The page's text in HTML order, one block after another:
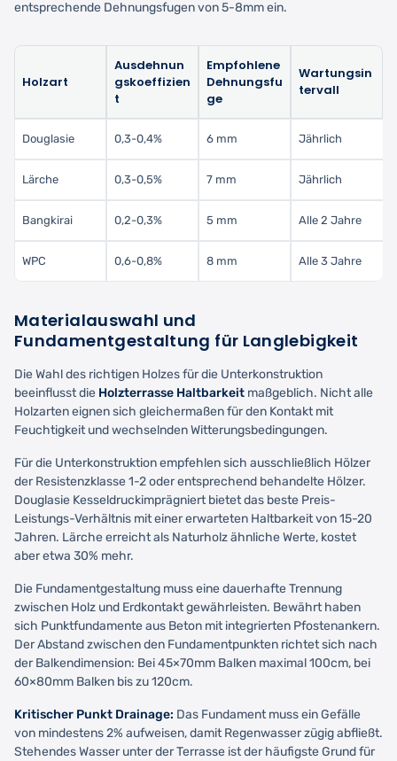
entsprechende Dehnungsfugen von 5-8mm ein.
Holzart
Ausdehnun
gskoeffizien
t
Empfohlene
Dehnungsfu
ge
Wartungsin
tervall
Douglasie 0,3-0,4% 6 mm Jährlich
Lärche 0,3-0,5% 7 mm Jährlich
Bangkirai 0,2-0,3% 5 mm Alle 2 Jahre
WPC 0,6-0,8% 8 mm Alle 3 Jahre
Materialauswahl und
Fundamentgestaltung für Langlebigkeit
Die Wahl des richtigen Holzes für die Unterkonstruktion
beeinflusst die Holzterrasse Haltbarkeit maßgeblich. Nicht alle
Holzarten eignen sich gleichermaßen für den Kontakt mit
Feuchtigkeit und wechselnden Witterungsbedingungen.
Für die Unterkonstruktion empfehlen sich ausschließlich Hölzer
der Resistenzklasse 1-2 oder entsprechend behandelte Hölzer.
Douglasie Kesseldruckimprägniert bietet das beste Preis-
Leistungs-Verhältnis mit einer erwarteten Haltbarkeit von 15-20
Jahren. Lärche erreicht als Naturholz ähnliche Werte, kostet
aber etwa 30% mehr.
Die Fundamentgestaltung muss eine dauerhafte Trennung
zwischen Holz und Erdkontakt gewährleisten. Bewährt haben
sich Punktfundamente aus Beton mit integrierten Pfostenankern.
Der Abstand zwischen den Fundamentpunkten richtet sich nach
der Balkendimension: Bei 45×70mm Balken maximal 100cm, bei
60×80mm Balken bis zu 120cm.
Kritischer Punkt Drainage: Das Fundament muss ein Gefälle
von mindestens 2% aufweisen, damit Regenwasser zügig abfließt.
Stehendes Wasser unter der Terrasse ist der häufigste Grund für